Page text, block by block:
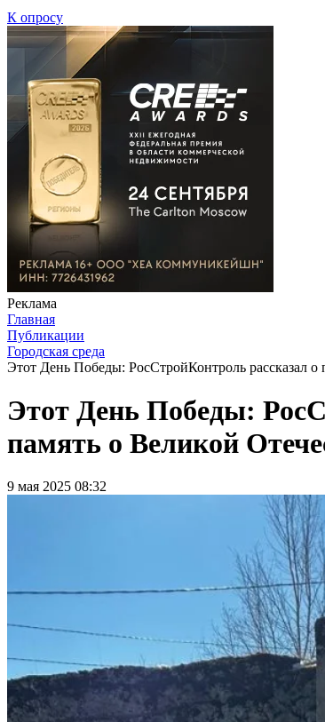
К опросу
Реклама
Главная
Публикации
Городская среда
Этот День Победы: РосСтройКонтроль рассказал
Этот День Победы:
память о Великой
9 мая 2025 08:32